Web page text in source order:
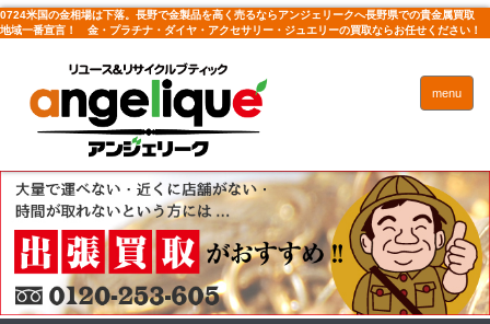
0724米国の金相場は下落。長野で金製品を高く売るならアンジェリークへ長野県での貴金属買取
地域一番宣言！ 金・プラチナ・ダイヤ・アクセサリー・ジュエリーの買取ならお任せください！
menu